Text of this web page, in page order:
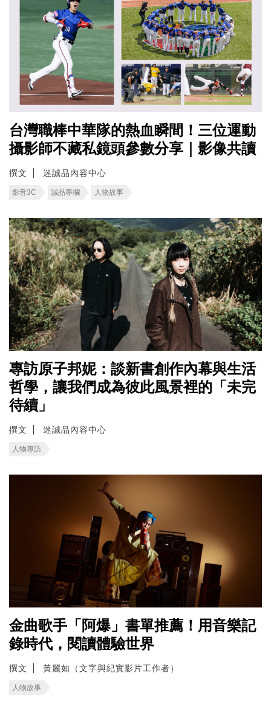
台灣職棒中華隊的熱血瞬間！三位運動
攝影師不藏私鏡頭參數分享｜影像共讀
撰文 迷誠品內容中心
影音3C 誠品專欄 人物故事
專訪原子邦妮：談新書創作內幕與生活
哲學，讓我們成為彼此風景裡的「未完
待續」
撰文 迷誠品內容中心
人物專訪
金曲歌手「阿爆」書單推薦！用音樂記
錄時代，閱讀體驗世界
撰文 黃麗如（文字與紀實影片工作者）
人物故事